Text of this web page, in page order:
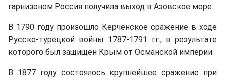
гарнизоном Россия получила выход в Азовское море.
В 1790 году произошло Керченское сражение в ходе
Русско-турецкой войны 1787-1791 гг., в результате
которого был защищен Крым от Османской империи.
В 1877 году состоялось крупнейшее сражение при